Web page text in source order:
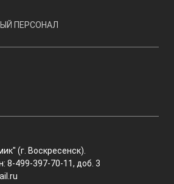
ПЕРСОНАЛ
(г. Воскресенск).
8-499-397-70-11, доб. 3